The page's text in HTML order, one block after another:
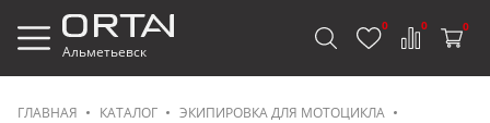
Альметьевск
0 0 0
ГЛАВНАЯ КАТАЛОГ
ЭКИПИРОВКА ДЛЯ МОТОЦИКЛА